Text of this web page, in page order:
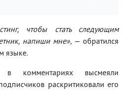
чтобы стать следующим
напиши мне», — обратился
языке.
в комментариях высмеяли
раскритиковали его